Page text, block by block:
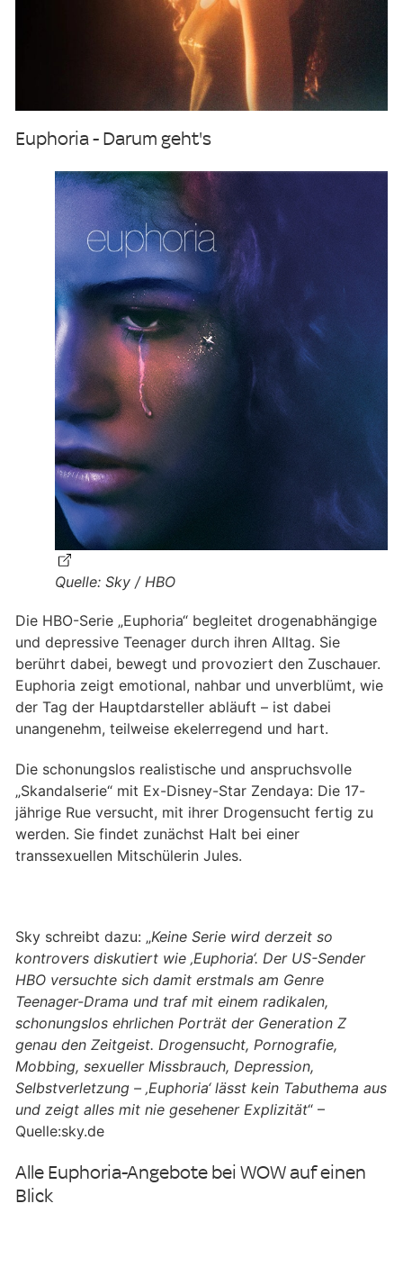
Euphoria - Darum geht's
Quelle: Sky / HBO
Die HBO-Serie „Euphoria“ begleitet drogenabhängige
und depressive Teenager durch ihren Alltag. Sie
berührt dabei, bewegt und provoziert den Zuschauer.
Euphoria zeigt emotional, nahbar und unverblümt, wie
der Tag der Hauptdarsteller abläuft – ist dabei
unangenehm, teilweise ekelerregend und hart.
Die schonungslos realistische und anspruchsvolle
„Skandalserie“ mit Ex-Disney-Star Zendaya: Die 17-
jährige Rue versucht, mit ihrer Drogensucht fertig zu
werden. Sie findet zunächst Halt bei einer
transsexuellen Mitschülerin Jules.
Sky schreibt dazu: „Keine Serie wird derzeit so
kontrovers diskutiert wie ‚Euphoria‘. Der US-Sender
HBO versuchte sich damit erstmals am Genre
Teenager-Drama und traf mit einem radikalen,
schonungslos ehrlichen Porträt der Generation Z
genau den Zeitgeist. Drogensucht, Pornografie,
Mobbing, sexueller Missbrauch, Depression,
Selbstverletzung – ‚Euphoria‘ lässt kein Tabuthema aus
und zeigt alles mit nie gesehener Explizität“ –
Quelle:sky.de
Alle Euphoria-Angebote bei WOW auf einen
Blick